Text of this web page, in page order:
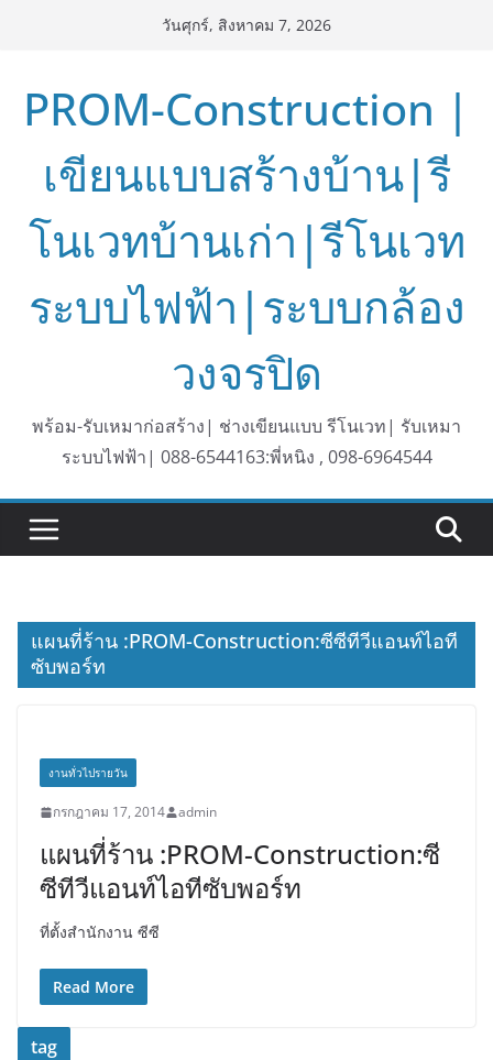
วันศุกร์, สิงหาคม 7, 2026
PROM-Construction |
เขียนแบบสร้างบ้าน|รี
โนเวทบ้านเก่า|รีโนเวท
ระบบไฟฟ้า|ระบบกล้อง
วงจรปิด
พร้อม-รับเหมาก่อสร้าง| ช่างเขียนแบบ รีโนเวท| รับเหมา
ระบบไฟฟ้า| 088-6544163:พี่หนิง , 098-6964544
แผนที่ร้าน :PROM-Construction:ซีซีทีวีแอนท์ไอที
ซับพอร์ท
งานทั่วไปรายวัน
กรกฎาคม 17, 2014 admin
แผนที่ร้าน :PROM-Construction:ซี
ซีทีวีแอนท์ไอทีซับพอร์ท
ที่ตั้งสำนักงาน ซีซี
Read More
tag